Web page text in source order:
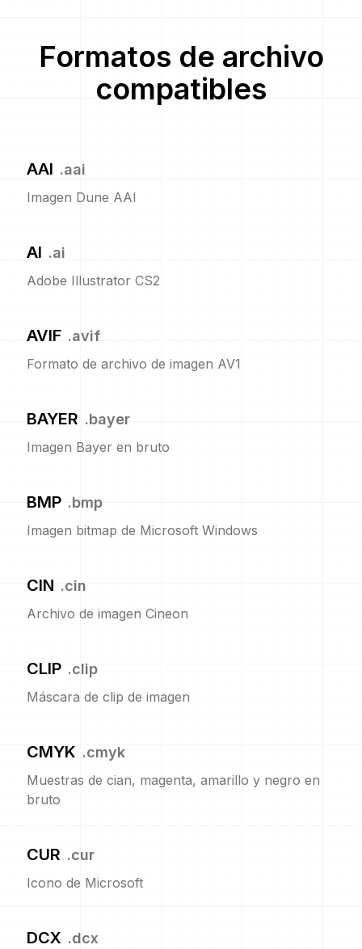
Formatos de archivo
compatibles
AAI .aai
Imagen Dune AAI
AI .ai
Adobe Illustrator CS2
AVIF .avif
Formato de archivo de imagen AV1
BAYER .bayer
Imagen Bayer en bruto
BMP .bmp
Imagen bitmap de Microsoft Windows
CIN .cin
Archivo de imagen Cineon
CLIP .clip
Máscara de clip de imagen
CMYK .cmyk
Muestras de cian, magenta, amarillo y negro en
bruto
CUR .cur
Icono de Microsoft
DCX .dcx